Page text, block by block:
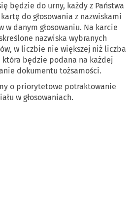
będzie do urny, każdy z Państwa
do głosowania z nazwiskami
w danym głosowaniu. Na karcie
nazwiska wybranych
w liczbie nie większej niż liczba
będzie podana na każdej
dokumentu tożsamości.
o priorytetowe potraktowanie
w głosowaniach.